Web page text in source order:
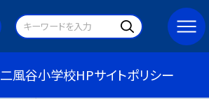
二風谷小学校HPサイトポリシー